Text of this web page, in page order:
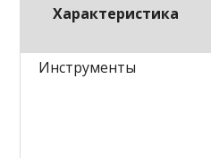
Характеристика
Инструменты